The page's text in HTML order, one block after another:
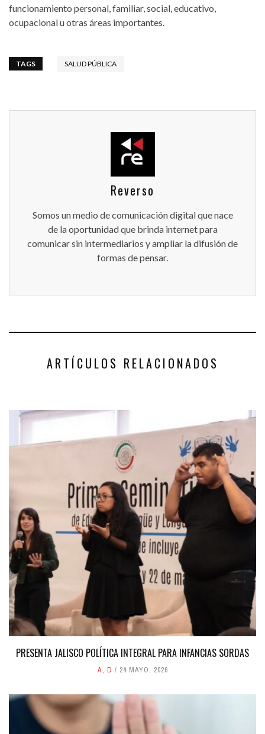
funcionamiento personal, familiar, social, educativo,
ocupacional u otras áreas importantes.
TAGS SALUD PÚBLICA
Reverso
Somos un medio de comunicación digital que nace
de la oportunidad que brinda internet para
comunicar sin intermediarios y ampliar la difusión de
formas de pensar.
ARTÍCULOS RELACIONADOS
PRESENTA JALISCO POLÍTICA INTEGRAL PARA INFANCIAS SORDAS
A, D 24 MAYO, 2026